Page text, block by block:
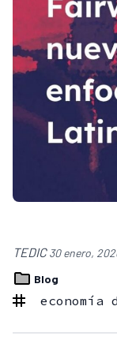
TEDIC30 enero,
Blog
economía